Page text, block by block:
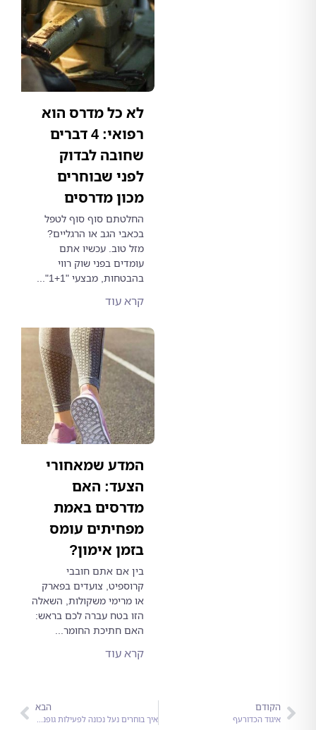
לא כל מדרס הוא
רפואי: 4 דברים
שחובה לבדוק
לפני שבוחרים
מכון מדרסים
החלטתם סוף סוף לטפל
בכאבי הגב או הרגליים?
מזל טוב. עכשיו אתם
עומדים בפני שוק רווי
בהבטחות, מבצעי "1+1"...
המדע שמאחורי
הצעד: האם
מדרסים באמת
מפחיתים עומס
בזמן אימון?
בין אם אתם חובבי
קרוספיט, צועדים בפארק
או מרימי משקולות, השאלה
הזו בטח עברה לכם בראש:
האם חתיכת החומר...
הכדורעף איך בוחרים נעל נכונה לפעילות גופנית?